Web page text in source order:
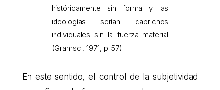
históricamente sin forma y las
ideologías serían caprichos
individuales sin la fuerza material
(Gramsci, 1971, p. 57).
En este sentido, el control de la subjetividad